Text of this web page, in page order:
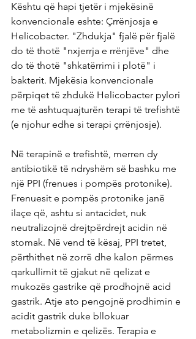
Kështu që hapi tjetër i mjekësinë
konvencionale eshte: Çrrënjosja e
Helicobacter. "Zhdukja" fjalë për fjalë
do të thotë "nxjerrja e rrënjëve" dhe
do të thotë "shkatërrimi i plotë" i
bakterit. Mjekësia konvencionale
përpiqet të zhdukë Helicobacter pylori
me të ashtuquajturën terapi të trefishtë
(e njohur edhe si terapi çrrënjosje).
Në terapinë e trefishtë, merren dy
antibiotikë të ndryshëm së bashku me
një PPI (frenues i pompës protonike).
Frenuesit e pompës protonike janë
ilaçe që, ashtu si antacidet, nuk
neutralizojnë drejtpërdrejt acidin në
stomak. Në vend të kësaj, PPI tretet,
përthithet në zorrë dhe kalon përmes
qarkullimit të gjakut në qelizat e
mukozës gastrike që prodhojnë acid
gastrik. Atje ato pengojnë prodhimin e
acidit gastrik duke bllokuar
metabolizmin e qelizës. Terapia e